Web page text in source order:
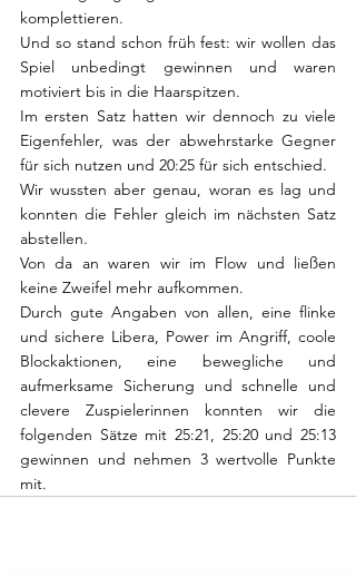
komplettieren.
Und so stand schon früh fest: wir wollen das
Spiel unbedingt gewinnen und waren
motiviert bis in die Haarspitzen.
Im ersten Satz hatten wir dennoch zu viele
Eigenfehler, was der abwehrstarke Gegner
für sich nutzen und 20:25 für sich entschied.
Wir wussten aber genau, woran es lag und
konnten die Fehler gleich im nächsten Satz
abstellen.
Von da an waren wir im Flow und ließen
keine Zweifel mehr aufkommen.
Durch gute Angaben von allen, eine flinke
und sichere Libera, Power im Angriff, coole
Blockaktionen, eine bewegliche und
aufmerksame Sicherung und schnelle und
clevere Zuspielerinnen konnten wir die
folgenden Sätze mit 25:21, 25:20 und 25:13
gewinnen und nehmen 3 wertvolle Punkte
mit.